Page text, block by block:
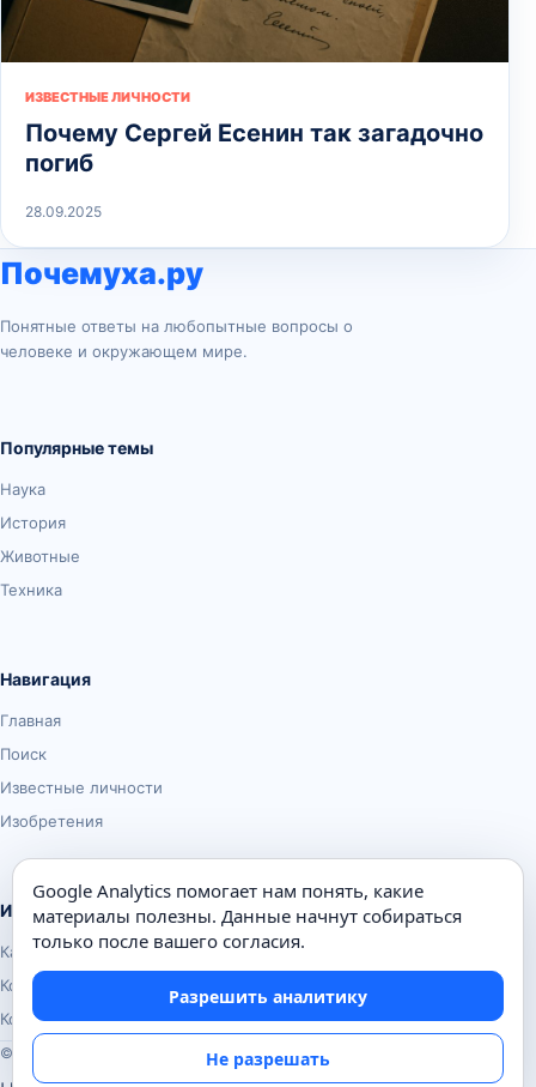
ИЗВЕСТНЫЕ ЛИЧНОСТИ
Почему Сергей Есенин так загадочно
погиб
28.09.2025
Почемуха.ру
Понятные ответы на любопытные вопросы о
человеке и окружающем мире.
Популярные темы
Наука
История
Животные
Техника
Навигация
Главная
Поиск
Известные личности
Изобретения
Информация
Карта сайта
Контакты
Конфиденциальность
© Почемуха.ру, 2010–2026
Google Analytics помогает нам понять, какие
материалы полезны. Данные начнут собираться
только после вашего согласия.
Разрешить аналитику
Не разрешать